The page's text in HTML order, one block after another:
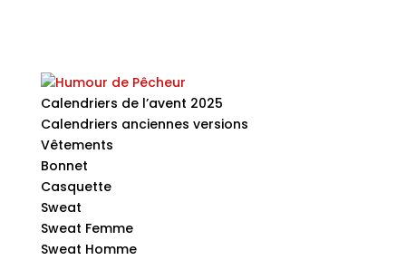
Calendriers de l’avent 2025
Calendriers anciennes versions
Vêtements
Bonnet
Casquette
Sweat
Sweat Femme
Sweat Homme